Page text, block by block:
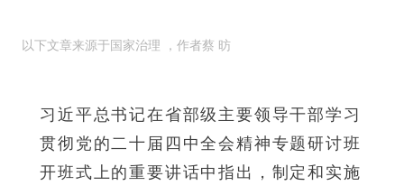
以下文章来源于国家治理 ，作者蔡 昉
习近平总书记在省部级主要领导干部学习
贯彻党的二十届四中全会精神专题研讨班
开班式上的重要讲话中指出，制定和实施